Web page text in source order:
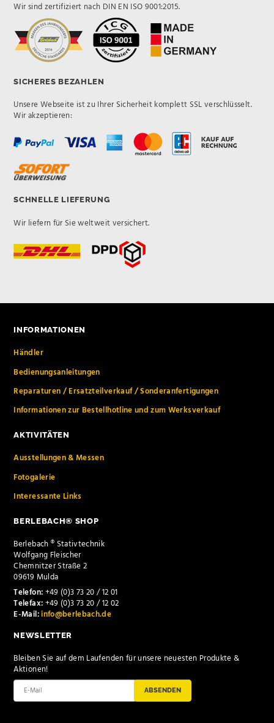
Wir sind zertifiziert nach DIN EN ISO 9001:2015.
SICHERES BEZAHLEN
Unsere Webseite ist zu Ihrer Sicherheit komplett SSL verschlüsselt.
Wir akzeptieren:
SCHNELLE LIEFERUNG
Wir liefern für Sie weltweit versichert.
INFORMATIONEN
Händler
Bedienungsanleitungen
Reparaturen / Ersatzteilverkauf / Sonderanfertigungen
Informationen zur Bestellhotline und zum Werksverkauf
AKTIVITÄTEN
Ausstellungen & Messen
Fotogalerie
Interessante Links
BERLEBACH® SHOP
Berlebach ® Stativtechnik
Wolfgang Fleischer
Chemnitzer Straße 2
09619 Mulda
Telefon:+49 (0)3 73 20 / 12 01
Telefax:+49 (0)3 73 20 / 12 02
E-Mail:info@berlebach.de
NEWSLETTER
Bleiben Sie auf dem Laufenden für unsere neuesten Produkte &
Aktionen!
ABSENDEN